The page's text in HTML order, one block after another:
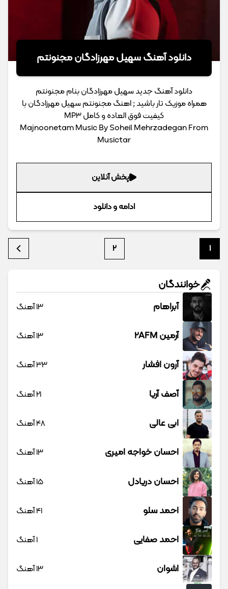
دانلود آهنگ سهیل مهرزادگان مجنونتم
دانلود آهنگ جدید سهیل مهرزادگان بنام مجنونتم
همراه موزیک تار باشید ; اهنگ مجنونتم سهیل مهرزادگان با
کیفیت فوق العاده و کامل MP3
Majnoonetam Music By Soheil Mehrzadegan From
Musictar
پخش آنلاین
ادامه و دانلود
1
2
خوانندگان
آبراهام 13 آهنگ
آرمین 2AFM 13 آهنگ
آرون افشار 33 آهنگ
آصف آریا 21 آهنگ
ابی عالی 48 آهنگ
احسان خواجه امیری 13 آهنگ
احسان دریادل 15 آهنگ
احمد سلو 41 آهنگ
احمد صفایی 1 آهنگ
اشوان 13 آهنگ